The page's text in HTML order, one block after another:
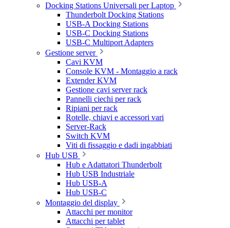
Docking Stations Universali per Laptop
Thunderbolt Docking Stations
USB-A Docking Stations
USB-C Docking Stations
USB-C Multiport Adapters
Gestione server
Cavi KVM
Console KVM - Montaggio a rack
Extender KVM
Gestione cavi server rack
Pannelli ciechi per rack
Ripiani per rack
Rotelle, chiavi e accessori vari
Server-Rack
Switch KVM
Viti di fissaggio e dadi ingabbiati
Hub USB
Hub e Adattatori Thunderbolt
Hub USB Industriale
Hub USB-A
Hub USB-C
Montaggio del display
Attacchi per monitor
Attacchi per tablet